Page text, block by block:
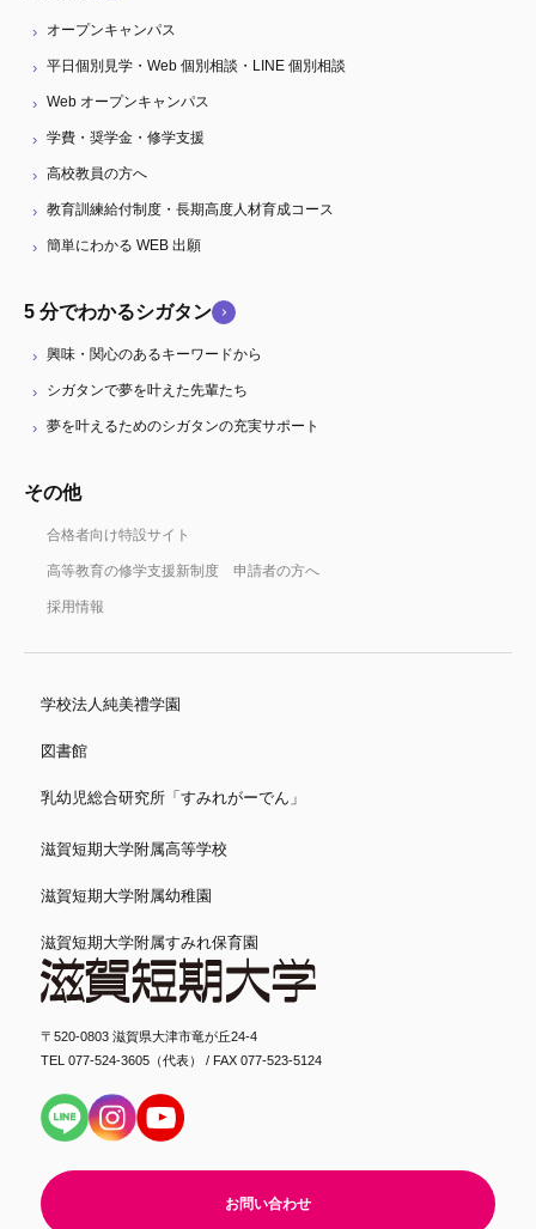
オープンキャンパス
平日個別見学・Web 個別相談・LINE 個別相談
Web オープンキャンパス
学費・奨学金・修学支援
高校教員の方へ
教育訓練給付制度・長期高度人材育成コース
簡単にわかる WEB 出願
5 分でわかるシガタン
興味・関心のあるキーワードから
シガタンで夢を叶えた先輩たち
夢を叶えるためのシガタンの充実サポート
その他
合格者向け特設サイト
高等教育の修学支援新制度 申請者の方へ
採用情報
〒520-0803 滋賀県大津市竜が丘24-4
TEL 077-524-3605（代表） / FAX 077-523-5124
お問い合わせ
学校法人純美禮学園
図書館
乳幼児総合研究所「すみれがーでん」
滋賀短期大学附属高等学校
滋賀短期大学附属幼稚園
滋賀短期大学附属すみれ保育園